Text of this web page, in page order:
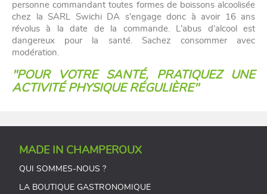
personne commandant toutes formes de boissons alcoolisée
chez la SARL Swichi DA s'engage donc à avoir 16 ans
révolus à la date de la commande. L'abus d'alcool est
dangereux pour la santé. Sachez consommer avec
modération.
"POUR VOTRE SANTÉ, PRATIQUEZ UNE
ACTIVITÉ PHYSIQUE RÉGULIÈRE"
MADE IN CHAMPEROUX
QUI SOMMES-NOUS ?
LA BOUTIQUE GASTRONOMIQUE